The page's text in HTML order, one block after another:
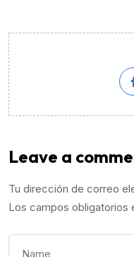
Leave a
Tu dirección de correo
Los campos obligatorios